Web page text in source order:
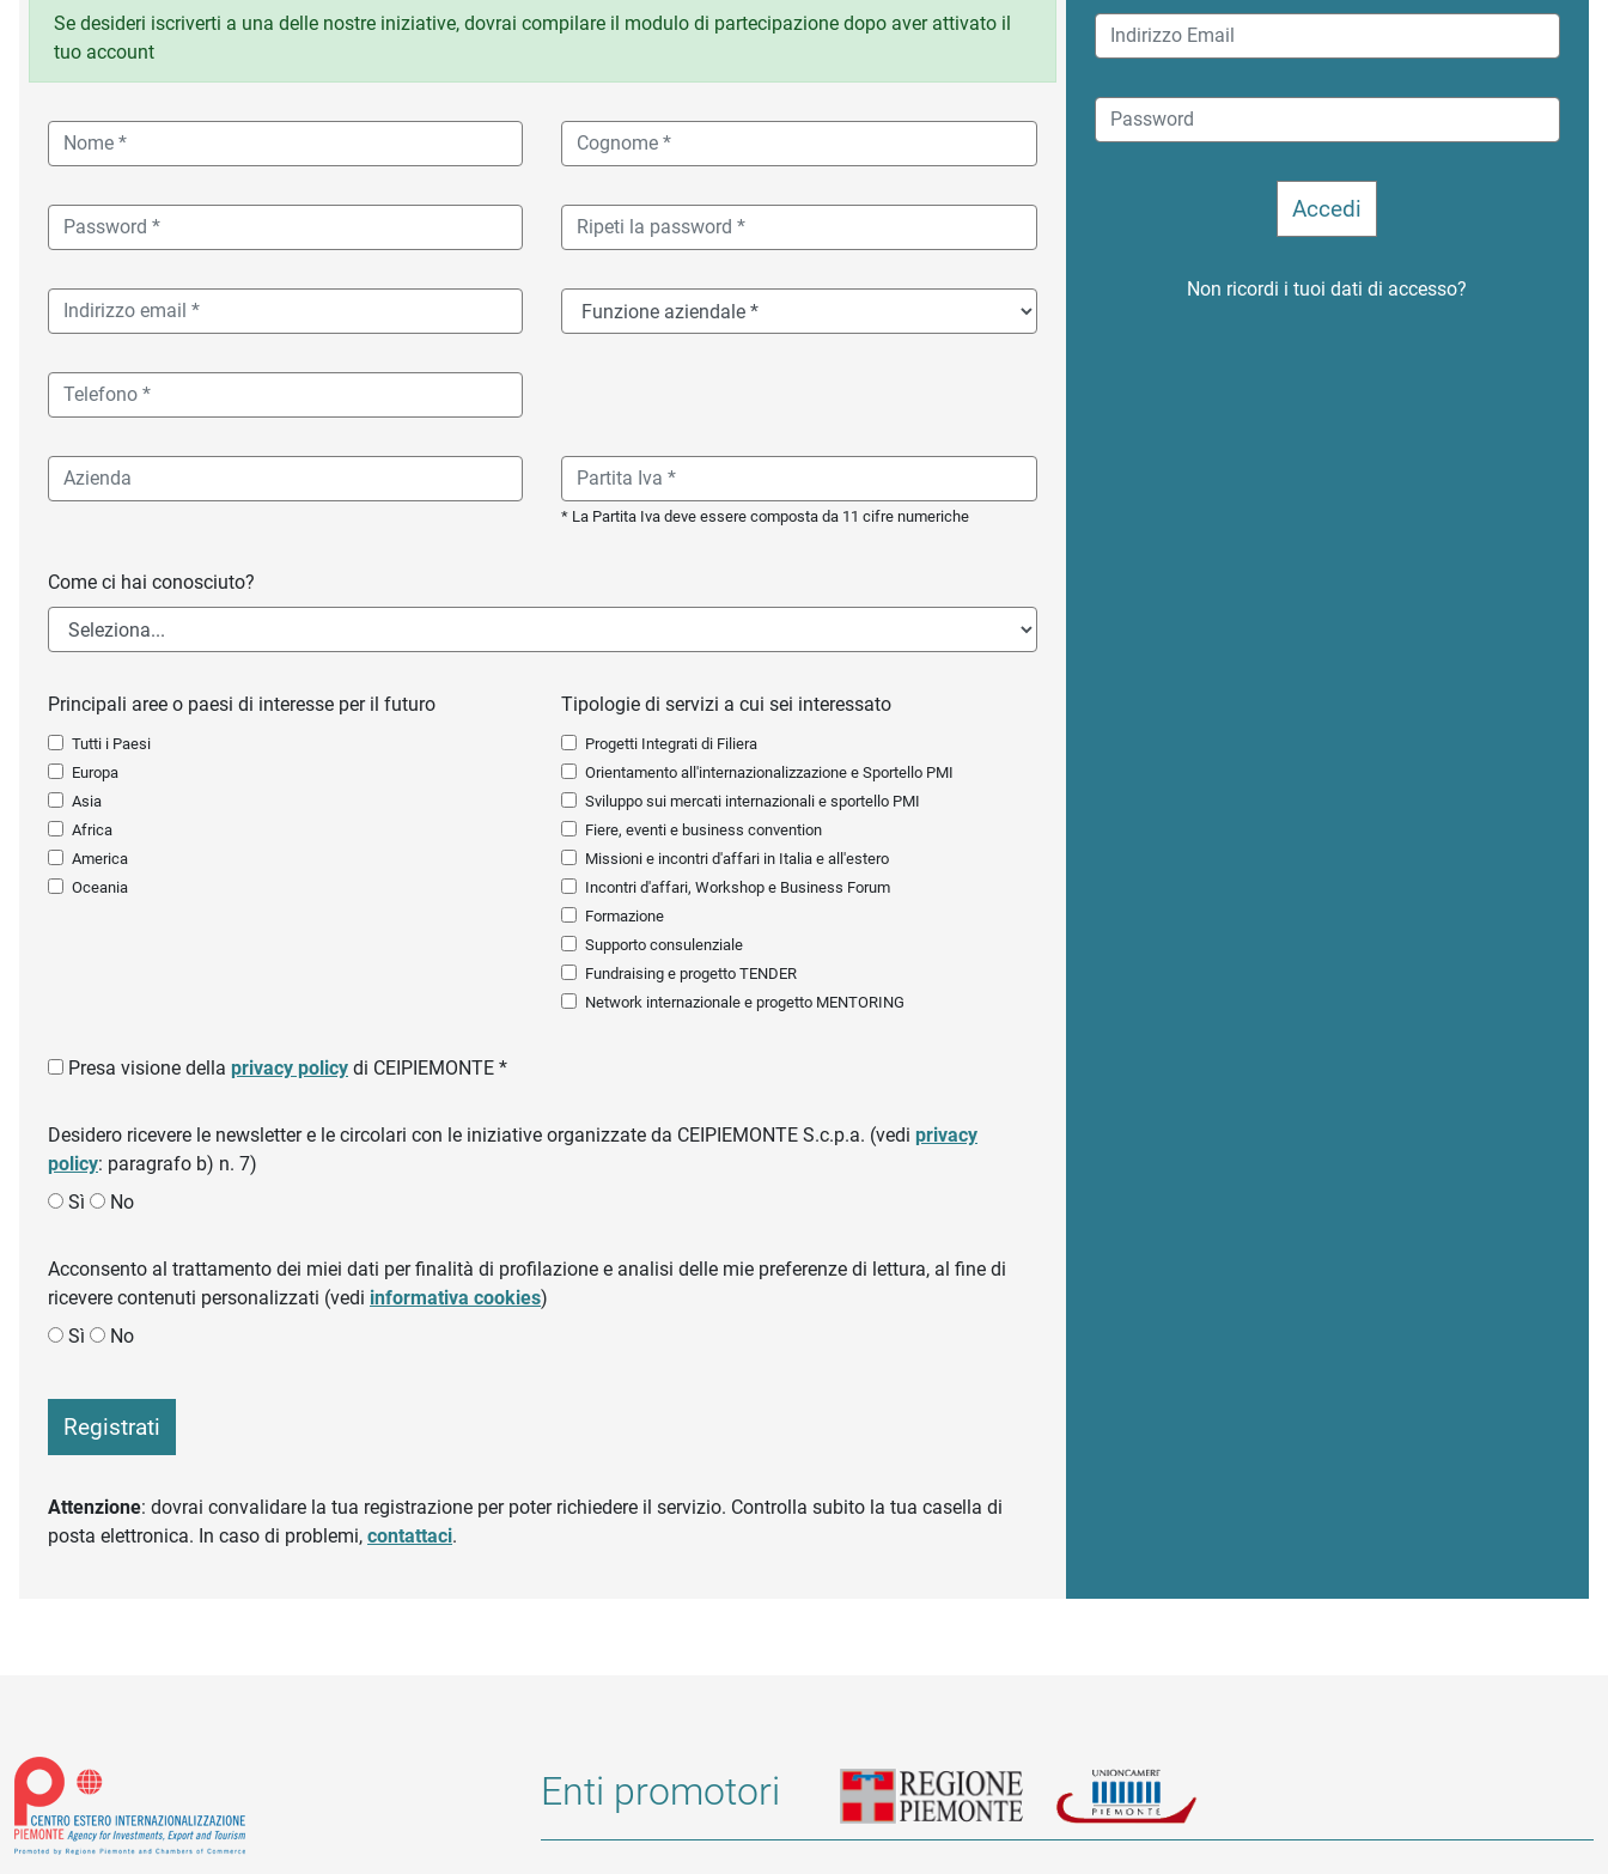
Se desideri iscriverti a una delle nostre iniziative, dovrai compilare il modulo di partecipazione dopo aver attivato il
tuo account
* La Partita Iva deve essere composta da 11 cifre numeriche
Come ci hai conosciuto?
Principali aree o paesi di interesse per il futuro
Tutti i Paesi
Europa
Asia
Africa
America
Oceania
Tipologie di servizi a cui sei interessato
Progetti Integrati di Filiera
Orientamento all'internazionalizzazione e Sportello PMI
Sviluppo sui mercati internazionali e sportello PMI
Fiere, eventi e business convention
Missioni e incontri d'affari in Italia e all'estero
Incontri d'affari, Workshop e Business Forum
Formazione
Supporto consulenziale
Fundraising e progetto TENDER
Network internazionale e progetto MENTORING
Presa visione della privacy policy di CEIPIEMONTE *
Desidero ricevere le newsletter e le circolari con le iniziative organizzate da CEIPIEMONTE S.c.p.a. (vedi privacy
policy: paragrafo b) n. 7)
Sì
No
Acconsento al trattamento dei miei dati per finalità di profilazione e analisi delle mie preferenze di lettura, al fine di
ricevere contenuti personalizzati (vedi informativa cookies)
Sì
No
Registrati
Attenzione: dovrai convalidare la tua registrazione per poter richiedere il servizio. Controlla subito la tua casella di
posta elettronica. In caso di problemi, contattaci.
Non ricordi i tuoi dati di accesso?
Enti promotori